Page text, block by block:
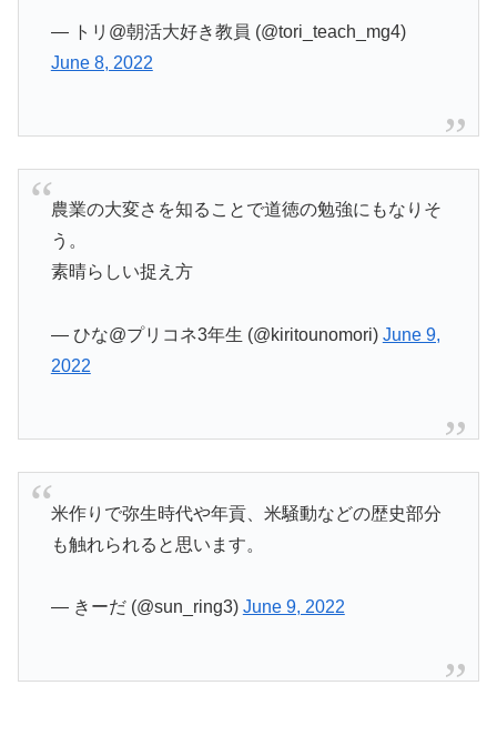
— トリ@朝活大好き教員 (@tori_teach_mg4)
June 8, 2022
農業の大変さを知ることで道徳の勉強にもなりそ
う。
素晴らしい捉え方
— ひな@プリコネ3年生 (@kiritounomori) June 9,
2022
米作りで弥生時代や年貢、米騒動などの歴史部分
も触れられると思います。
— きーだ (@sun_ring3) June 9, 2022